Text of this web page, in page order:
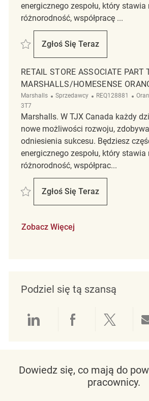
energicznego zespołu, który stawia
różnorodność, współpracę ...
Zapisać Part Time Sales Associate
Zgłoś Się Teraz
Part Time Sales
RETAIL STORE ASSOCIATE PART
MARSHALLS/HOMESENSE
Marshalls Kategoria
Sprzedawcy ReqId
REQ128881
3T7
Marshalls. W TJX Canada każdy
nowe możliwości rozwoju,
odniesienia sukcesu. Będziesz
energicznego zespołu, który stawia
różnorodność, współprac...
Zapisać Retail Store Associate Part Time
Zgłoś Się Teraz
Retail Store
Zobacz Więcej
Podziel się tą szansą
Udostępnianie przez
Dowiedz się, co mają do
pracownicy.